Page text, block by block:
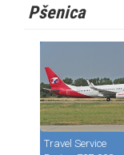
Pšenica
Travel Service